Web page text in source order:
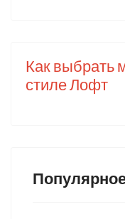
Как выбрать
стиле Лофт